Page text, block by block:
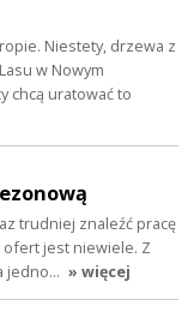
Niestety, drzewa z
w Nowym
chcą uratować to
trudniej znaleźć pracę
ofert jest niewiele. Z
jedno… » więcej